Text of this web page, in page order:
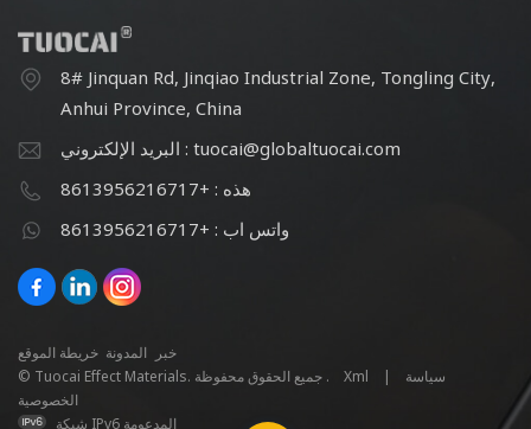
8# Jinquan Rd, Jinqiao Industrial Zone, Tongling City,
Anhui Province, China
البريد الإلكتروني : tuocai@globaltuocai.com
هذه : +8613956216717
واتس اب : +8613956216717
خريطة الموقع المدونة
خبر
© Tuocai Effect Materials. جميع الحقوق محفوظة .
Xml |
سياسة
الخصوصية
شبكة IPv6 المدعومة